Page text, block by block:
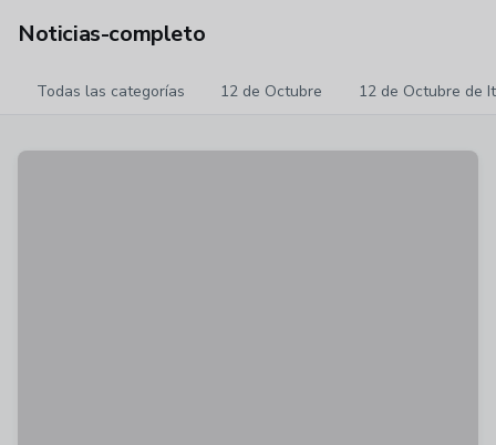
Noticias-completo
Todas las categorías 12 de Octubre 12 de Octubre de